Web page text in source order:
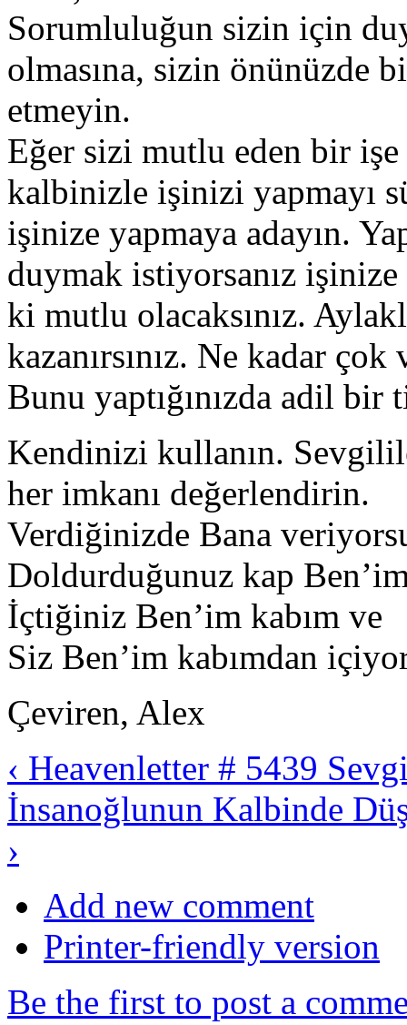
Sorumluluğun sizin için
olmasına, sizin önünüzde
etmeyin.
Eğer sizi mutlu eden bir
kalbinizle işinizi yapmayı
işinize yapmaya adayın.
duymak istiyorsanız
ki mutlu olacaksınız.
kazanırsınız. Ne kadar
Bunu yaptığınızda adil bir
Kendinizi kullanın.
her imkanı değerlendirin.
Verdiğinizde Bana
Doldurduğunuz kap
İçtiğiniz Ben’im kabım ve
Siz Ben’im kabımdan
Çeviren, Alex
‹ Heavenletter # 5439 Sevgi
İnsanoğlunun Kalbinde
›
Add new comment
Printer-friendly version
Be the first to post a